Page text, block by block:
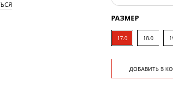
РАЗМЕР
17.0 18.0
ДОБАВИТЬ В